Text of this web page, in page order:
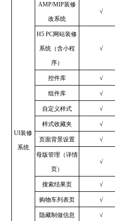
UI装修
系统
AMP/MIP装修
改系统
√
H5 PC网站装修
系统（含小程
序）
√
控件库 √
组件库 √
自定义样式 √
样式收藏夹 √
页面背景设置 √
母版管理（详情
页）
√
搜索结果页 √
购物车列表页 √
隐藏制做信息 √